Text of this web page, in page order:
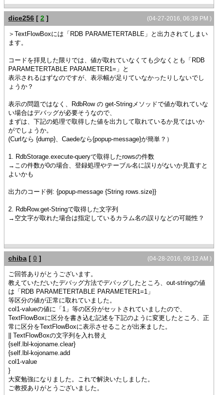
(04-27-2016, 06:39 PM )
dice256 [ 2 ]
＞TextFlowBoxには「RDB PARAMETERTABLE」と出力されてしまい
ます。
コードを拝見した限りでは、値が取れていなくても少なくとも「RDB
PARAMETERTABLE PARAMETER1=」と
表示されるはずなのですが、表示幅が足りていなかったりしないでし
ょうか？
表示の問題ではなく、RdbRow の get-Stringメソッドで値が取れていな
い場合はデバッグが必要そうなので、
まずは、下記の処理で取得した値を出力して取れているか見てはいか
がでしょうか。
(Curlなら {dump}、Caedeなら{popup-message}が簡単？）
1. RdbStorage.execute-queryで取得したrowsの件数
→この件数が0の場合、登録処理やテーブル名に誤りがないか見直すと
よいかも
出力のコード例: {popup-message {String rows.size}}
2. RdbRow.get-Stringで取得した文字列
→空文字が取れた場合は指定しているカラム名の誤りなどの可能性？
(04-28-2016, 09:12 AM )
chiba [ 0 ]
ご回答ありがとうございます。
教えていただいたデバッグ方法でデバッグしたところ、out-stringの値
は「RDB PARAMETERTABLE PARAMETER1=1」
等区分の値が正常に取れていました。
col1-valueの値に「1」等の区分がセットされていましたので、
TextFlowBoxに区分を書き込む記述を下記のように変更したところ、正
常に区分をTextFlowBoxに表示させることが出来ました。
|| TextFlowBoxの文字列を入れ替え
{self.lbl-kojoname.clear}
{self.lbl-kojoname.add
col1-value
}
大変勉強になりました。これで解決いたしました。
ご教授ありがとうございました。